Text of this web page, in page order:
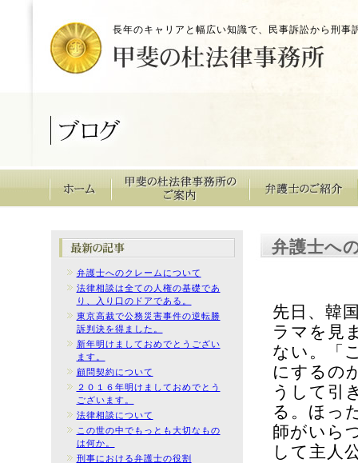
長年のキャリアと幅広い知識で、民事訴訟から刑事
弁護士へのクレームについて
法律相談は全ての人権の基礎であ
り、入り口のドアである。
東京高裁で公務災害事件の逆転勝
訴判決を得ました。
新年明けましておめでとうござい
ます。
顧問契約について
２０１６年明けましておめでとう
ございます。
法律相談について
この世の中でもっとも大切なもの
は何か。
刑事における弁護士の役割
弁護士へ
先日、韓
ラマを見
ない。「
にするの
うして引
る。ほっ
師がいら
して主人